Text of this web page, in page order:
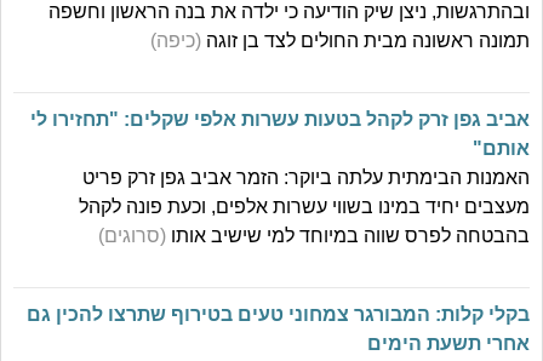
ובהתרגשות, ניצן שיק הודיעה כי ילדה את בנה הראשון וחשפה
תמונה ראשונה מבית החולים לצד בן זוגה (כיפה)
אביב גפן זרק לקהל בטעות עשרות אלפי שקלים: "תחזירו לי
אותם"
האמנות הבימתית עלתה ביוקר: הזמר אביב גפן זרק פריט
מעצבים יחיד במינו בשווי עשרות אלפים, וכעת פונה לקהל
בהבטחה לפרס שווה במיוחד למי שישיב אותו (סרוגים)
בקלי קלות: המבורגר צמחוני טעים בטירוף שתרצו להכין גם
אחרי תשעת הימים